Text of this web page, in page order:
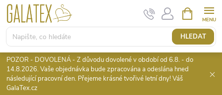
Přejít
obsah
HLEDAT
NÁKUPNÍ
KOŠÍK
POZOR - DOVOLENÁ - Z důvodu dovolené v období od 6.8. - do
14.8.2026. Vaše objednávka bude zpracována a odeslána hned
následující pracovní den. Přejeme krásné tvořivé letní dny! Váš
GalaTex.cz